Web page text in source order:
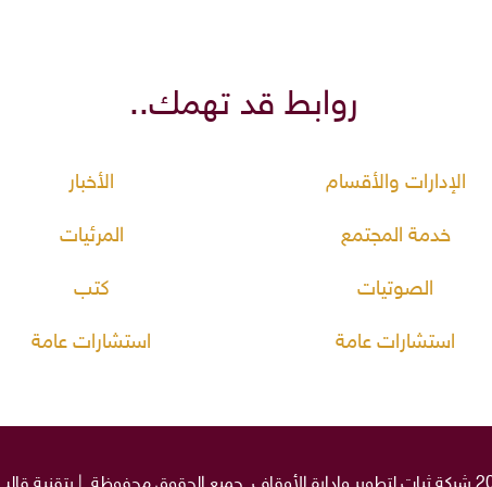
روابط قد تهمك..
الإدارات والأقسام
خدمة المجتمع
الصوتيات
استشارات عامة
الأخبار
المرئيات
كتب
استشارات عامة